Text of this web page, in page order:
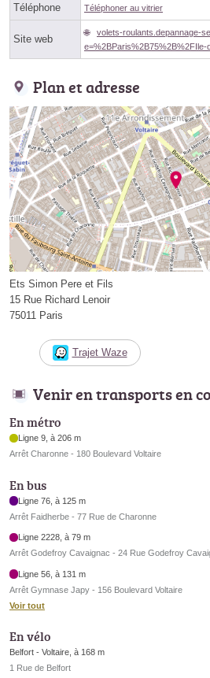
Téléphone Téléphoner au vitrier
Site web
volets-roulants.depannage-
Plan et adresse
Ets Simon Pere et Fils
15 Rue Richard Lenoir
75011 Paris
Trajet Waze
Venir en transports en
En métro
Ligne 9, à 206 m
Arrêt Charonne - 180 Boulevard Voltaire
En bus
Ligne 76, à 125 m
Arrêt Faidherbe - 77 Rue de Charonne
Ligne 2228, à 79 m
Arrêt Godefroy Cavaignac - 24 Rue Godefroy
Ligne 56, à 131 m
Arrêt Gymnase Japy - 156 Boulevard Voltaire
Voir tout
En vélo
Belfort - Voltaire, à 168 m
1 Rue de Belfort